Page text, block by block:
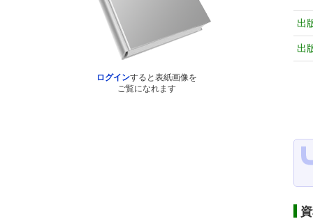
ログインすると表紙画像を
ご覧になれます
出
出